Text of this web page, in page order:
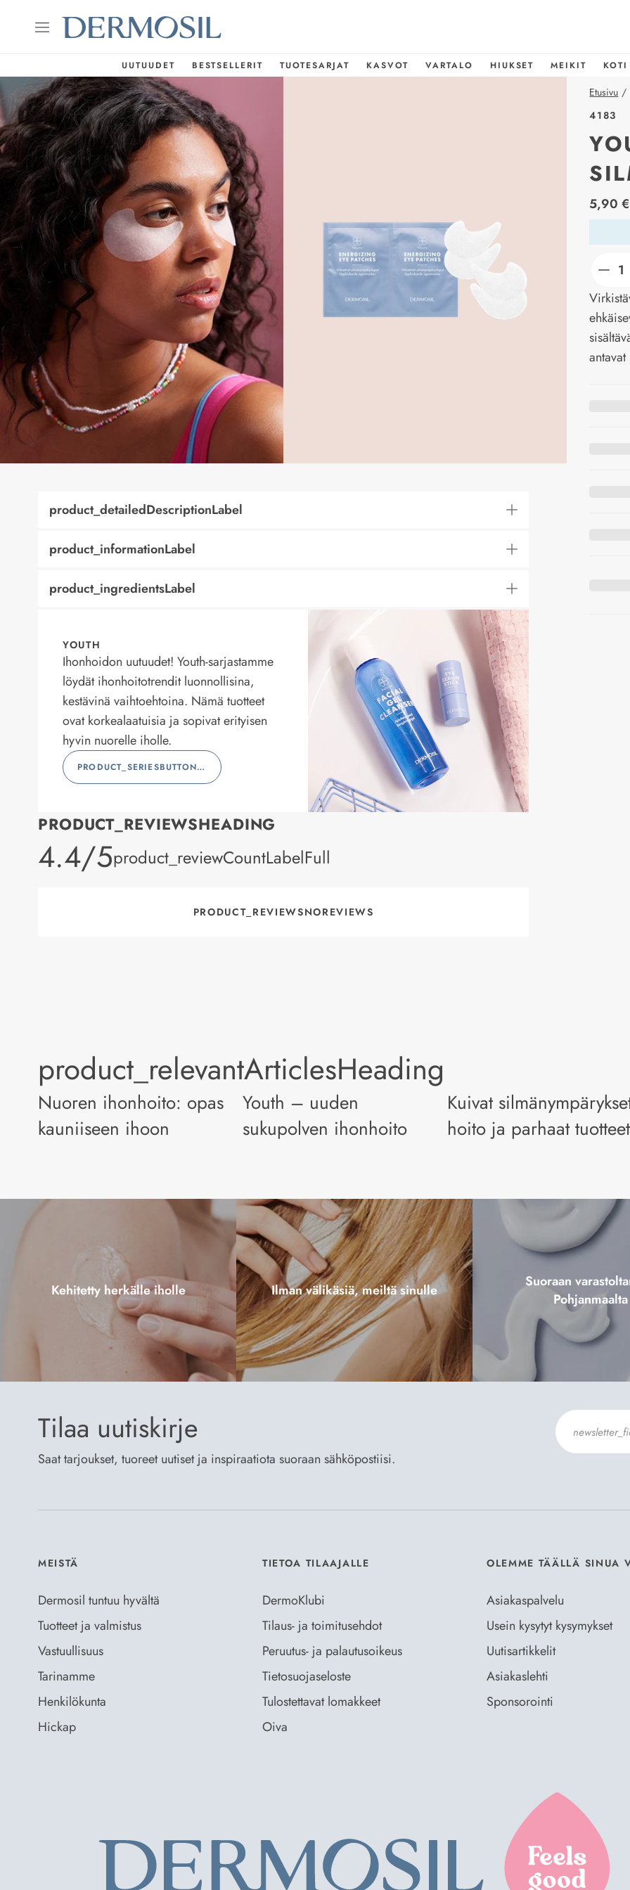
UUTUUDET BESTSELLERIT TUOTESARJAT KASVOT VARTALO HIUKSET MEIKIT KOTI
Etusivu /
4183
5,90 €
product_detailedDescriptionLabel
product_informationLabel
product_ingredientsLabel
YOUTH
Ihonhoidon uutuudet! Youth-sarjastamme
löydät ihonhoitotrendit luonnollisina,
kestävinä vaihtoehtoina. Nämä tuotteet
ovat korkealaatuisia ja sopivat erityisen
hyvin nuorelle iholle.
PRODUCT_SERIESBUTTONLABEL
PRODUCT_REVIEWSHEADING
product_rating
4.4/5product_reviewCountLabelFull
PRODUCT_REVIEWSNOREVIEWS
product_relevantArticlesHeading
Nuoren ihonhoito: opas
kauniiseen ihoon
Youth – uuden
sukupolven ihonhoito
Kuivat
hoito ja parhaat tuotteet
Kehitetty herkälle iholle Ilman välikäsiä, meiltä sinulle
Suoraan
Pohjanmaalta
Tilaa uutiskirje
Saat tarjoukset, tuoreet uutiset ja inspiraatiota suoraan sähköpostiisi.
MEISTÄ
Dermosil tuntuu hyvältä
Tuotteet ja valmistus
Vastuullisuus
Tarinamme
Henkilökunta
Hickap
TIETOA TILAAJALLE
DermoKlubi
Tilaus- ja toimitusehdot
Peruutus- ja palautusoikeus
Tietosuojaseloste
Tulostettavat lomakkeet
Oiva
OLEMME TÄÄLLÄ SINUA
Asiakaspalvelu
Usein kysytyt kysymykset
Uutisartikkelit
Asiakaslehti
Sponsorointi